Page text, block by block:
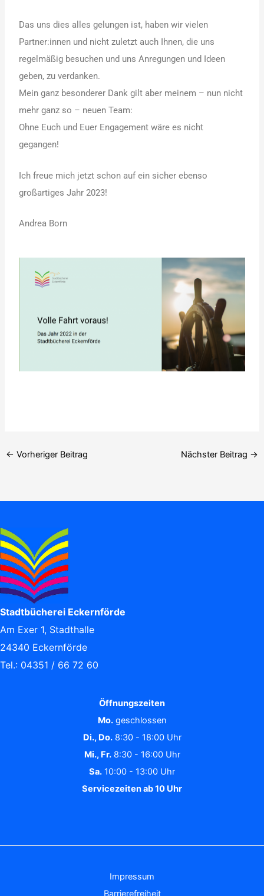
Das uns dies alles gelungen ist, haben wir vielen
Partner:innen und nicht zuletzt auch Ihnen, die uns
regelmäßig besuchen und uns Anregungen und Ideen
geben, zu verdanken.
Mein ganz besonderer Dank gilt aber meinem – nun nicht
mehr ganz so – neuen Team:
Ohne Euch und Euer Engagement wäre es nicht
gegangen!
Ich freue mich jetzt schon auf ein sicher ebenso
großartiges Jahr 2023!
Andrea Born
← Vorheriger Beitrag Nächster Beitrag →
Stadtbücherei Eckernförde
Am Exer 1, Stadthalle
24340 Eckernförde
Tel.: 04351 / 66 72 60
Öffnungszeiten
Mo.geschlossen
Di., Do.8:30 - 18:00 Uhr
Mi., Fr.8:30 - 16:00 Uhr
Sa. 10:00 - 13:00 Uhr
Servicezeiten ab 10 Uhr
Impressum
Barrierefreiheit